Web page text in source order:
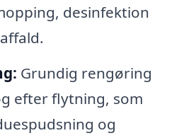
desinfektion
Grundig rengøring
efter flytning, som
og